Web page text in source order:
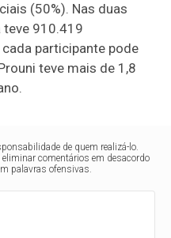
(50%). Nas duas
teve 910.419
participante pode
teve mais de 1,8
de quem realizá-lo.
comentários em desacordo
palavras ofensivas.